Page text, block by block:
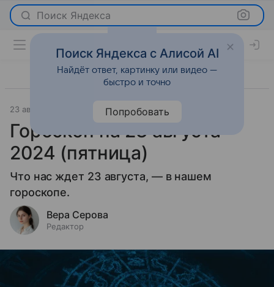
Поиск Яндекса
23 августа 2024 Гороскопы
Гороскоп на 23 августа
2024 (пятница)
Что нас ждет 23 августа, — в нашем
гороскопе.
Вера Серова
Редактор
Поиск Яндекса с Алисой AI
Найдёт ответ, картинку или видео —
быстро и точно
Попробовать